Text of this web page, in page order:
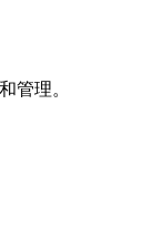
管理。